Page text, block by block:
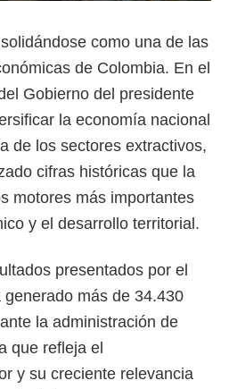
de Colombia. En el
Gobierno del presidente
la economía nacional
de los sectores extractivos,
cifras históricas que la
motores más importantes
y el desarrollo territorial.
presentados por el
más de 34.430
la administración de
que refleja el
y su creciente relevancia